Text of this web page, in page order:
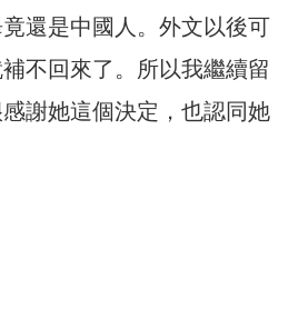
還是中國人。外文以後可
不回來了。所以我繼續留
謝她這個決定，也認同她